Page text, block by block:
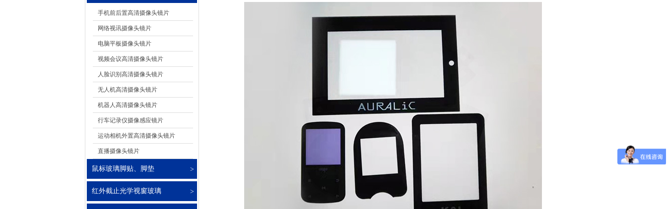
手机前后置高清摄像头镜片
网络视讯摄像头镜片
电脑平板摄像头镜片
视频会议高清摄像头镜片
人脸识别高清摄像头镜片
无人机高清摄像头镜片
机器人高清摄像头镜片
行车记录仪摄像感应镜片
运动相机外置高清摄像头镜片
直播摄像头镜片
鼠标玻璃脚贴、脚垫
红外截止光学视窗玻璃